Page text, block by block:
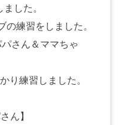
した。
練習をしました。
さん＆ママちゃ
り練習しました。
ん】